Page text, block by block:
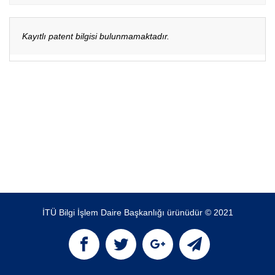
Kayıtlı patent bilgisi bulunmamaktadır.
İTÜ Bilgi İşlem Daire Başkanlığı ürünüdür © 2021